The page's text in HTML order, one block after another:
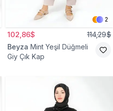
2
102,86$ 114,29$
Beyza Mint Yeşil Düğmeli
Giy Çık Kap